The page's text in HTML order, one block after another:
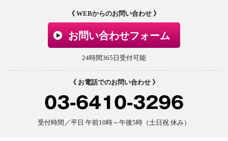
《 WEBからのお問い合わせ 》
お問い合わせフォーム
24時間365日受付可能
《 お電話でのお問い合わせ 》
03-6410-3296
受付時間／平日 午前10時～午後5時（土日祝 休み）